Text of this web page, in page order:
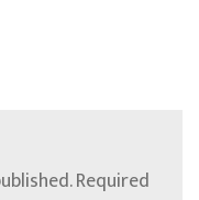
Required